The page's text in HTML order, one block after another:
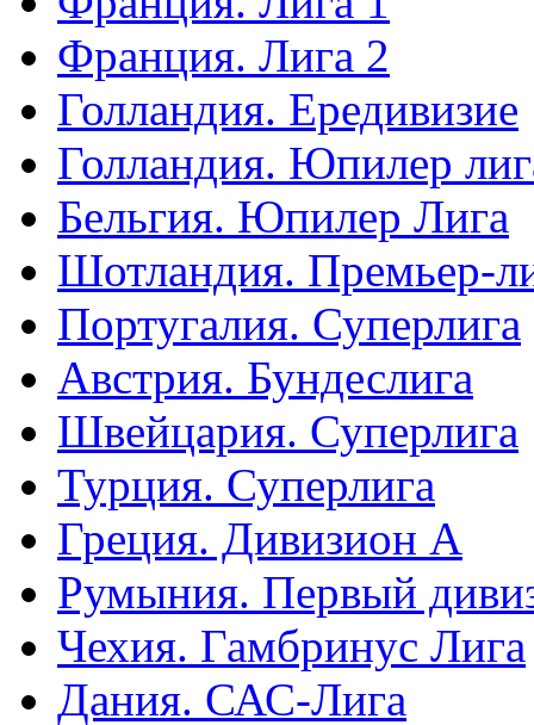
Франция. Лига 2
Голландия. Ередивизие
Голландия. Юпилер
Бельгия. Юпилер Лига
Шотландия. Премьер-
Португалия. Суперлига
Австрия. Бундеслига
Швейцария. Суперлига
Турция. Суперлига
Греция. Дивизион А
Румыния. Первый
Чехия. Гамбринус Лига
Дания. САС-Лига